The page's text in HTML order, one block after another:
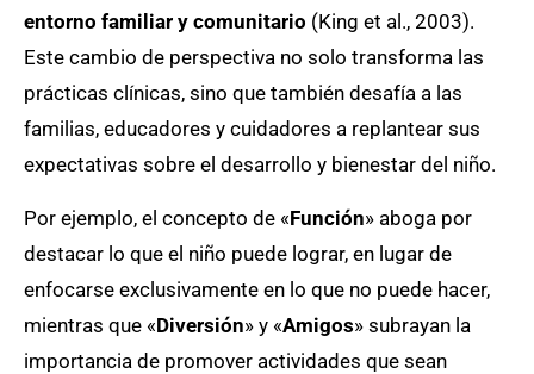
entorno familiar y comunitario (King et al., 2003).
Este cambio de perspectiva no solo transforma las
prácticas clínicas, sino que también desafía a las
familias, educadores y cuidadores a replantear sus
expectativas sobre el desarrollo y bienestar del niño.
Por ejemplo, el concepto de «Función» aboga por
destacar lo que el niño puede lograr, en lugar de
enfocarse exclusivamente en lo que no puede hacer,
mientras que «Diversión» y «Amigos» subrayan la
importancia de promover actividades que sean